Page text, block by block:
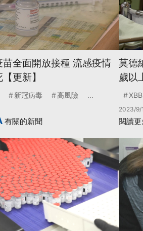
苗全面開放接種 流感疫情
更新】
新冠病毒 高風險 ...
莫德
歲以
2023/9/
有關的新聞 閱讀更